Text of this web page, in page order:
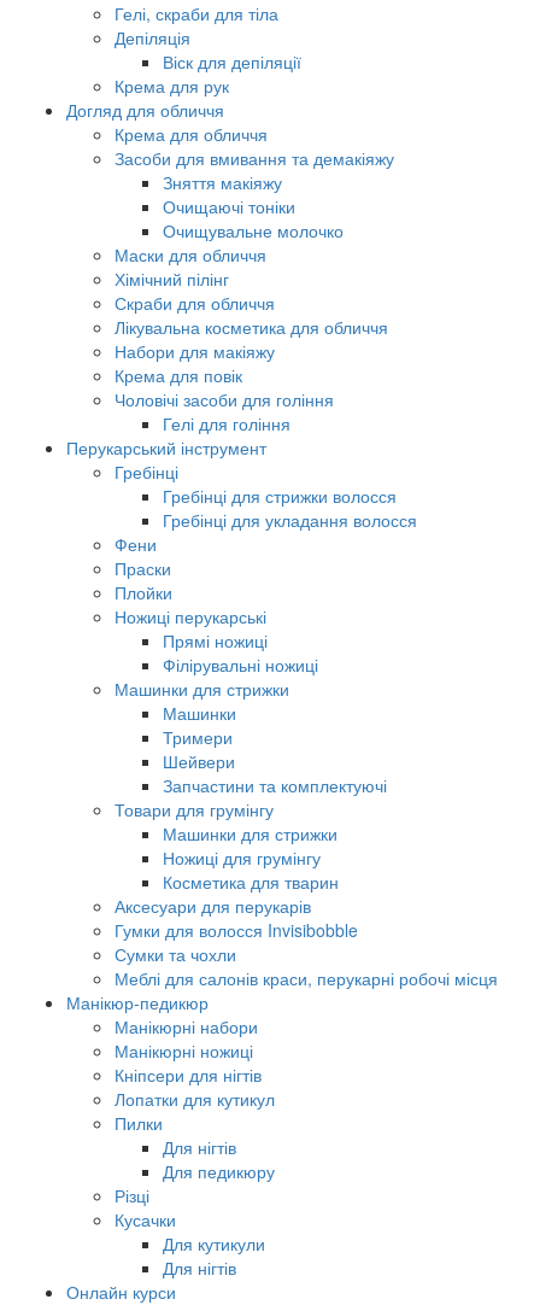
Гелі, скраби для тіла
Депіляція
Віск для депіляції
Крема для рук
Догляд для обличчя
Крема для обличчя
Засоби для вмивання та демакіяжу
Зняття макіяжу
Очищаючі тоніки
Очищувальне молочко
Маски для обличчя
Хімічний пілінг
Скраби для обличчя
Лікувальна косметика для обличчя
Набори для макіяжу
Крема для повік
Чоловічі засоби для гоління
Гелі для гоління
Перукарський інструмент
Гребінці
Гребінці для стрижки волосся
Гребінці для укладання волосся
Фени
Праски
Плойки
Ножиці перукарські
Прямі ножиці
Філірувальні ножиці
Машинки для стрижки
Машинки
Тримери
Шейвери
Запчастини та комплектуючі
Товари для грумінгу
Машинки для стрижки
Ножиці для грумінгу
Косметика для тварин
Аксесуари для перукарів
Гумки для волосся Invisibobble
Сумки та чохли
Меблі для салонів краси, перукарні робочі місця
Манікюр-педикюр
Манікюрні набори
Манікюрні ножиці
Кніпсери для нігтів
Лопатки для кутикул
Пилки
Для нігтів
Для педикюру
Різці
Кусачки
Для кутикули
Для нігтів
Онлайн курси